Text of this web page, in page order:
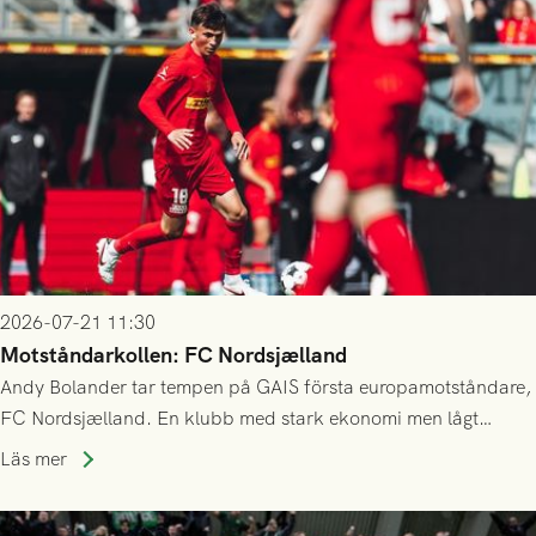
2026-07-21 11:30
Motståndarkollen: FC Nordsjælland
Andy Bolander tar tempen på GAIS första europamotståndare,
FC Nordsjælland. En klubb med stark ekonomi men lågt
publiksnitt, ett lag med både kollektiv styrka och individuell
Läs mer